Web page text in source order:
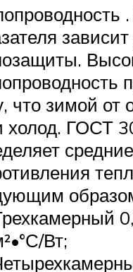
.
что зимой от
холод. ГОСТ
Вт;